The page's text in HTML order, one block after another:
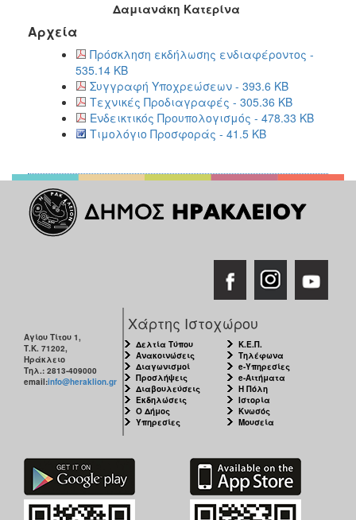
Δαμιανάκη Κατερίνα
Αρχεία
Πρόσκληση εκδήλωσης ενδιαφέροντος -
535.14 KB
Συγγραφή Υποχρεώσεων - 393.6 KB
Τεχνικές Προδιαγραφές - 305.36 KB
Ενδεικτικός Προυπολογισμός - 478.33 KB
Τιμολόγιο Προσφοράς - 41.5 KB
Αγίου Τίτου 1,
Τ.Κ. 71202,
Ηράκλειο
Τηλ.: 2813-409000
email:info@heraklion.gr
Χάρτης Ιστοχώρου
Δελτία Τύπου
Ανακοινώσεις
Διαγωνισμοί
Προσλήψεις
Διαβουλεύσεις
Εκδηλώσεις
Ο Δήμος
Υπηρεσίες
Κ.Ε.Π.
Τηλέφωνα
e-Υπηρεσίες
e-Αιτήματα
Η Πόλη
Ιστορία
Κνωσός
Μουσεία